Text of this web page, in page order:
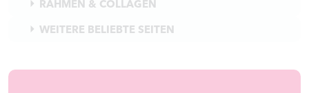
RAHMEN & COLLAGEN
WEITERE BELIEBTE SEITEN